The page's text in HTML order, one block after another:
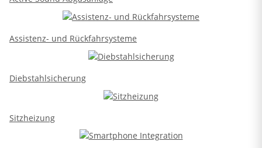
Assistenz- und Rückfahrsysteme
Diebstahlsicherung
Sitzheizung